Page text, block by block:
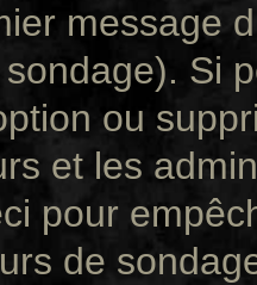
message
Si
ou
et les
pour
de